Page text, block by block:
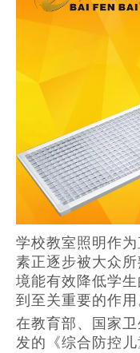
学校教室照明作
素正逐步被大众
境能有效降低学
到至关重要的作用
在教育部、国家
发的《综合防控